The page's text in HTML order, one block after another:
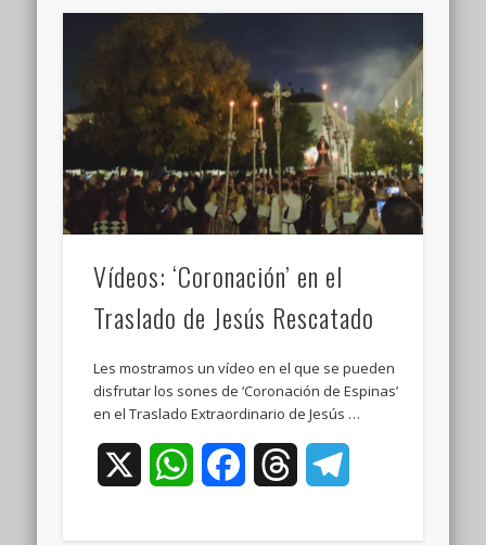
Vídeos: ‘Coronación’ en el
Traslado de Jesús Rescatado
Les mostramos un vídeo en el que se pueden
disfrutar los sones de ‘Coronación de Espinas’
en el Traslado Extraordinario de Jesús …
WhatsAppFacebookThreads